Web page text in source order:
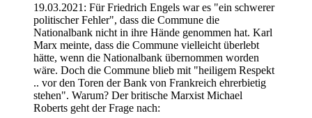
19.03.2021: Für Friedrich Engels war es "ein schwerer
politischer Fehler", dass die Commune die
Nationalbank nicht in ihre Hände genommen hat. Karl
Marx meinte, dass die Commune vielleicht überlebt
hätte, wenn die Nationalbank übernommen worden
wäre. Doch die Commune blieb mit "heiligem Respekt
.. vor den Toren der Bank von Frankreich ehrerbietig
stehen". Warum? Der britische Marxist Michael
Roberts geht der Frage nach: